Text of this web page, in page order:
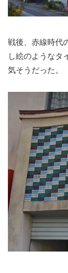
戦後、赤線時代
し絵のようなタ
気そうだった。